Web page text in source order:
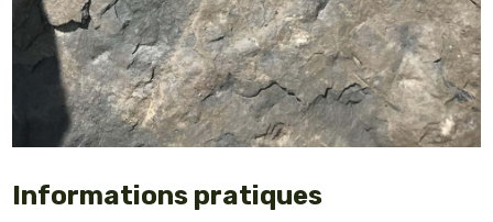
Informations pratiques